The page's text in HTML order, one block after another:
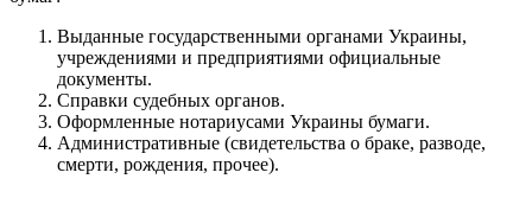
Выданные государственными органами Украины,
учреждениями и предприятиями официальные
документы.
Справки судебных органов.
Оформленные нотариусами Украины бумаги.
Административные (свидетельства о браке, разводе,
смерти, рождения, прочее).